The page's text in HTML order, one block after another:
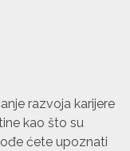
razvoja karijere
kao što su
ćete upoznati